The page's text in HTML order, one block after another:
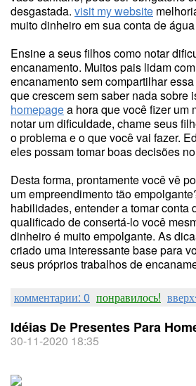
desgastada. visit my website
muito dinheiro em sua conta de
Ensine a seus filhos como notar
encanamento. Muitos pais lidam
encanamento sem compartilhar
que crescem sem saber nada sobre
homepagea hora que você fizer um
notar um dificuldade, chame seus
o problema e o que você vai fazer.
eles possam tomar boas decisões
Desta forma, prontamente você vê
um empreendimento tão
habilidades, entender a tomar conta
qualificado de consertá-lo você
dinheiro é muito empolgante. As
criado uma interessante base para
seus próprios trabalhos de
комментарии: 0 понравилось!
Idéias De Presentes Para
30-11-2020 18:35